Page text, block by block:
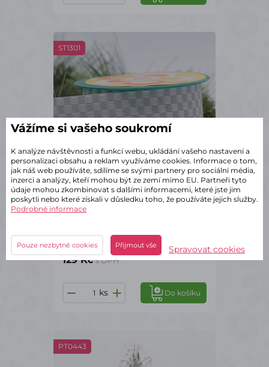
ST1301
✔ Skladem – odeslání do 2 dnů
modrošedá 4/10
129 Kč s DPH
ks Do košíku
PT0443
Vážíme si vašeho soukromí
K analýze návštěvnosti a funkcí webu, ukládání vašeho nastavení a
personalizaci obsahu a reklam využíváme cookies. Informace o tom,
jak náš web používáte, sdílíme se svými partnery pro sociální média,
inzerci a analýzy, kteří mohou být ze zemí mimo EU. Partneři tyto
údaje mohou zkombinovat s dalšími informacemi, které jste jim
poskytli nebo které získali v důsledku toho, že používáte jejich služby.
Podrobné informace
Pouze nezbytné cookies Přijmout vše Spravovat cookies